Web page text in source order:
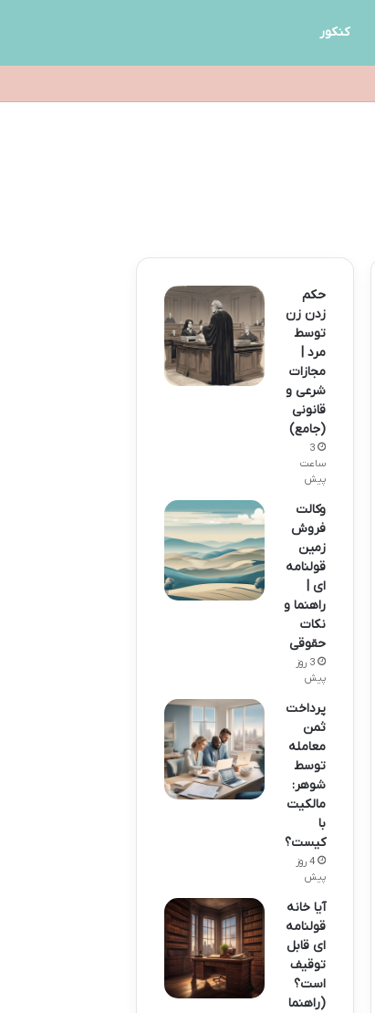
کنکور
حکم
زدن زن
توسط
مرد |
مجازات
شرعی و
قانونی
(جامع)
3
ساعت
پیش
وکالت
فروش
زمین
قولنامه
ای |
راهنما و
نکات
حقوقی
3 روز
پیش
پرداخت
ثمن
معامله
توسط
شوهر:
مالکیت
با
کیست؟
4 روز
پیش
آیا خانه
قولنامه
ای قابل
توقیف
است؟
(راهنما